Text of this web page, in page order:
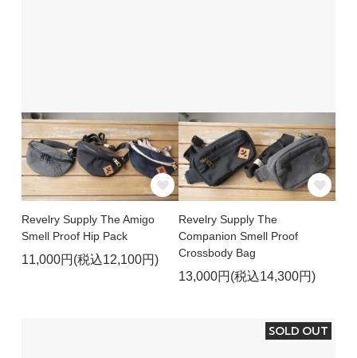
Revelry Supply The Amigo
Smell Proof Hip Pack
11,000円(税込12,100円)
Revelry Supply The
Companion Smell Proof
Crossbody Bag
13,000円(税込14,300円)
SOLD OUT